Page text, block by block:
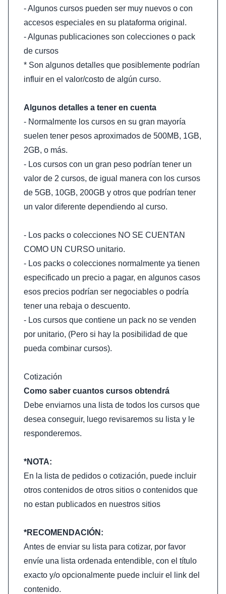
- Algunos cursos pueden ser muy nuevos o con
accesos especiales en su plataforma original.
- Algunas publicaciones son colecciones o pack
de cursos
* Son algunos detalles que posiblemente podrían
influir en el valor/costo de algún curso.
Algunos detalles a tener en cuenta
- Normalmente los cursos en su gran mayoría
suelen tener pesos aproximados de 500MB, 1GB,
2GB, o más.
- Los cursos con un gran peso podrían tener un
valor de 2 cursos, de igual manera con los cursos
de 5GB, 10GB, 200GB y otros que podrían tener
un valor diferente dependiendo al curso.
- Los packs o colecciones NO SE CUENTAN
COMO UN CURSO unitario.
- Los packs o colecciones normalmente ya tienen
especificado un precio a pagar, en algunos casos
esos precios podrían ser negociables o podría
tener una rebaja o descuento.
- Los cursos que contiene un pack no se venden
por unitario, (Pero si hay la posibilidad de que
pueda combinar cursos).
Cotización
Como saber cuantos cursos obtendrá
Debe enviarnos una lista de todos los cursos que
desea conseguir, luego revisaremos su lista y le
responderemos.
*NOTA:
En la lista de pedidos o cotización, puede incluir
otros contenidos de otros sitios o contenidos que
no estan publicados en nuestros sitios
*RECOMENDACIÓN:
Antes de enviar su lista para cotizar, por favor
envíe una lista ordenada entendible, con el título
exacto y/o opcionalmente puede incluir el link del
contenido.